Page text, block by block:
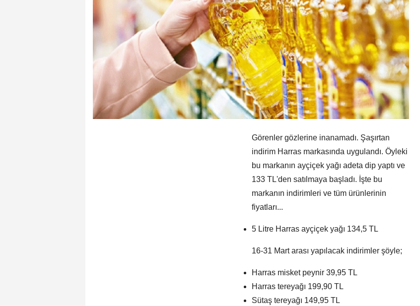
Görenler gözlerine inanamadı. Şaşırtan
indirim Harras markasında uygulandı. Öyleki
bu markanın ayçiçek yağı adeta dip yaptı ve
133 TL'den satılmaya başladı. İşte bu
markanın indirimleri ve tüm ürünlerinin
fiyatları...
5 Litre Harras ayçiçek yağı 134,5 TL
16-31 Mart arası yapılacak indirimler şöyle;
Harras misket peynir 39,95 TL
Harras tereyağı 199,90 TL
Sütaş tereyağı 149,95 TL